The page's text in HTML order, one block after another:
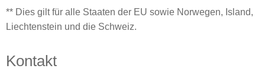
** Dies gilt für alle Staaten der EU sowie Norwegen, Island,
Liechtenstein und die Schweiz.
Kontakt